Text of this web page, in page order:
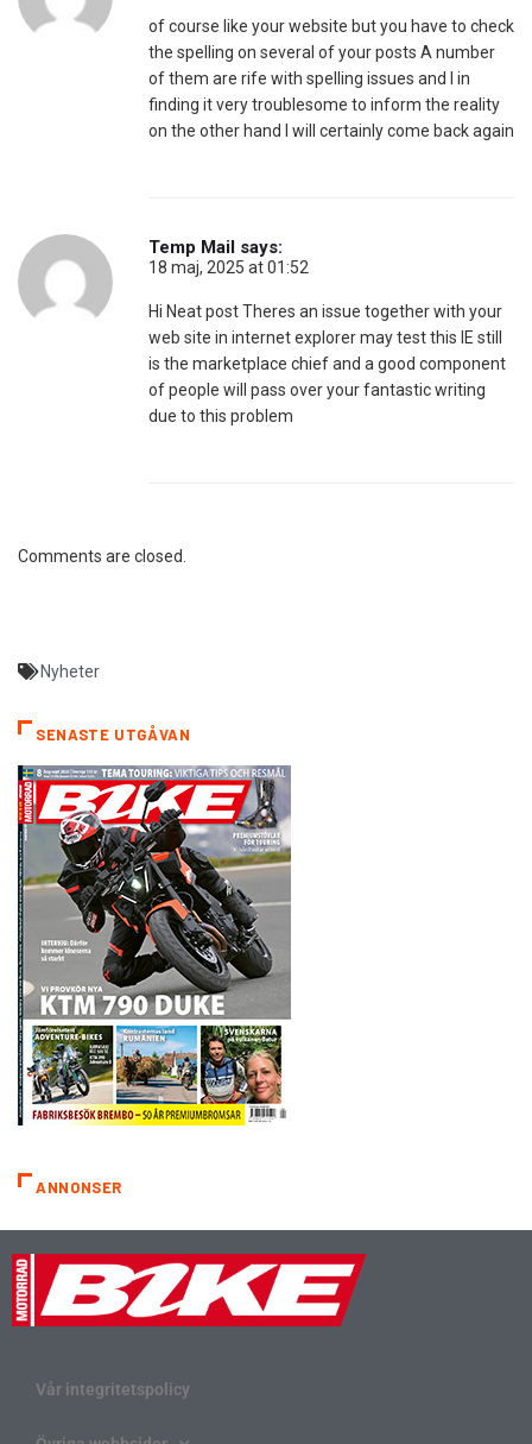
of course like your website but you have to check
the spelling on several of your posts A number
of them are rife with spelling issues and I in
finding it very troublesome to inform the reality
on the other hand I will certainly come back again
Temp Mail says:
18 maj, 2025 at 01:52
Hi Neat post Theres an issue together with your
web site in internet explorer may test this IE still
is the marketplace chief and a good component
of people will pass over your fantastic writing
due to this problem
Comments are closed.
Nyheter
SENASTE UTGÅVAN
ANNONSER
Vår integritetspolicy